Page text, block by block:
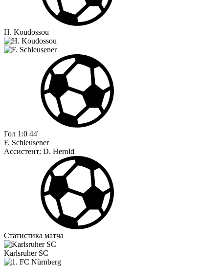
H. Koudossou
Гол 1:0 44'
F. Schleusener
Ассистент: D. Herold
Статистика матча
Karlsruher SC